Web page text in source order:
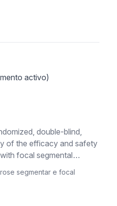
activo)
double-blind,
of the efficacy and safety
focal segmental
who are receiving an
(ARB)
segmentar e focal